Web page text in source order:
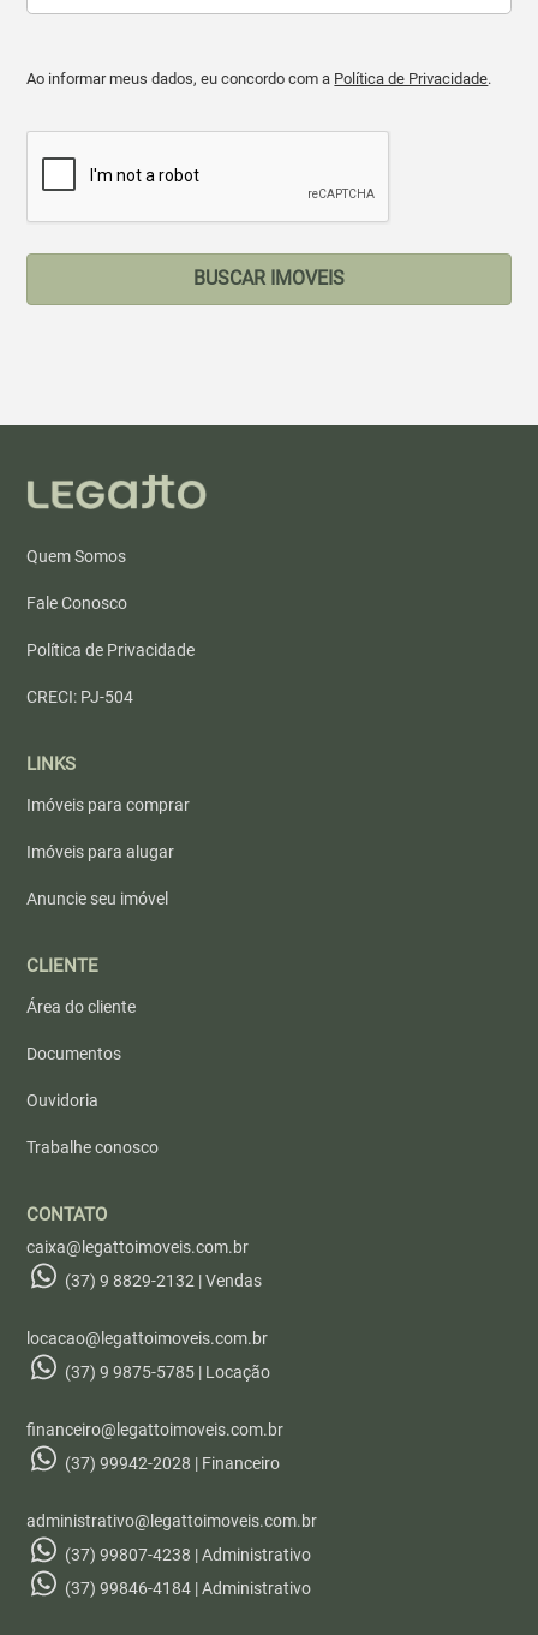
Ao informar meus dados, eu concordo com a Política de Privacidade.
BUSCAR IMOVEIS
Quem Somos
Fale Conosco
Política de Privacidade
CRECI: PJ-504
LINKS
Imóveis para comprar
Imóveis para alugar
Anuncie seu imóvel
CLIENTE
Área do cliente
Documentos
Ouvidoria
Trabalhe conosco
CONTATO
caixa@legattoimoveis.com.br
(37) 9 8829-2132 | Vendas
locacao@legattoimoveis.com.br
(37) 9 9875-5785 | Locação
financeiro@legattoimoveis.com.br
(37) 99942-2028 | Financeiro
administrativo@legattoimoveis.com.br
(37) 99807-4238 | Administrativo
(37) 99846-4184 | Administrativo